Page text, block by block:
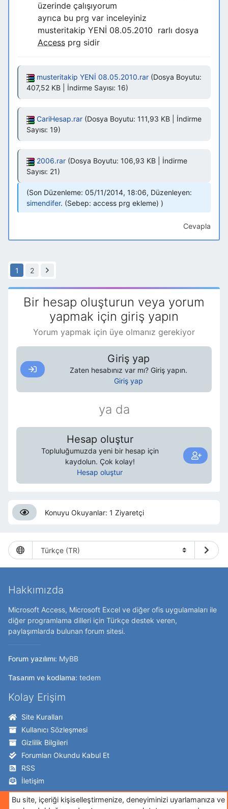
üzerinde çalışıyorum
ayrıca bu prg var inceleyiniz
musteritakip YENİ 08.05.2010 rarlı dosya
Access prg sidir
musteritakip YENİ 08.05.2010.rar(Dosya Boyutu:
407,52 KB | İndirme Sayısı: 16)
CariHesap.rar(Dosya Boyutu: 111,93 KB | İndirme
Sayısı: 19)
2006.rar(Dosya Boyutu: 106,93 KB | İndirme
Sayısı: 21)
Son Düzenleme: 05/11/2014, 18:06, Düzenleyen:
simendifer. (Sebep: access prg ekleme)
Cevapla
1 2
Bir hesap oluşturun veya yorum
yapmak için giriş yapın
Yorum yapmak için üye olmanız gerekiyor
Giriş yap
Zaten hesabınız var mı? Giriş yapın.
Giriş yap
ya da
Hesap oluştur
Topluluğumuzda yeni bir hesap için
kaydolun. Çok kolay!
Hesap oluştur
Konuyu Okuyanlar: 1 Ziyaretçi
Hakkımızda
Microsoft Access, Microsoft Excel ve diğer ofis uygulamaları ile
diğer programlama dilleri için Türkçe destek veren,
paylaşımlarda bulunan forum sitesi.
Forum yazılımı: MyBB
Tasarım ve kodlama: tedem
Kolay Erişim
Site Kuralları
Kullanıcı Sözleşmesi
Gizlilik Bilgileri
Forumları Okundu Kabul Et
RSS
İletişim
Takip Edin!
Bu site, içeriği kişiselleştirmenize, deneyiminizi uyarlamanıza ve